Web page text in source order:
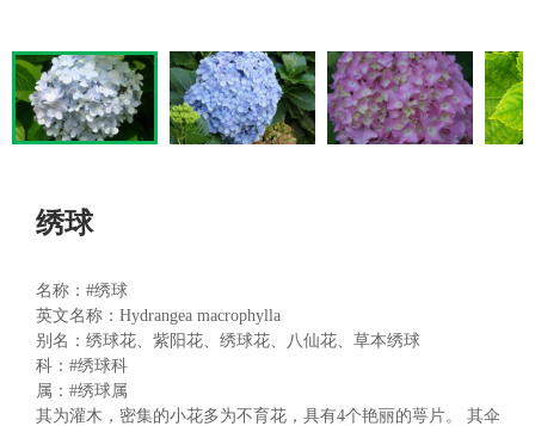
绣球
名称： #绣球
英文名称：Hydrangea macrophylla
别名：绣球花、紫阳花、绣球花、八仙花、草本绣球
科： #绣球科
属： #绣球属
其为灌木，密集的小花多为不育花，具有4个艳丽的萼片。 其伞